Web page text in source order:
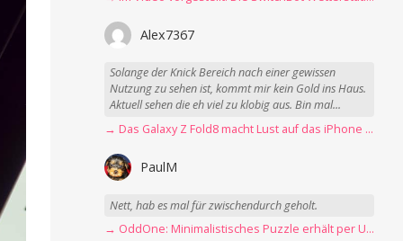
Alex7367
Solange der Knick Bereich nach einer gewissen
Nutzung zu sehen ist, kommt mir kein Gold ins Haus.
Aktuell sehen die eh viel zu klobig aus. Bin mal...
→ Das Galaxy Z Fold8 macht Lust auf das iPhone Ultra
PaulM
Nett, hab es mal für zwischendurch geholt.
→ OddOne: Minimalistisches Puzzle erhält per Update 150 neue Level